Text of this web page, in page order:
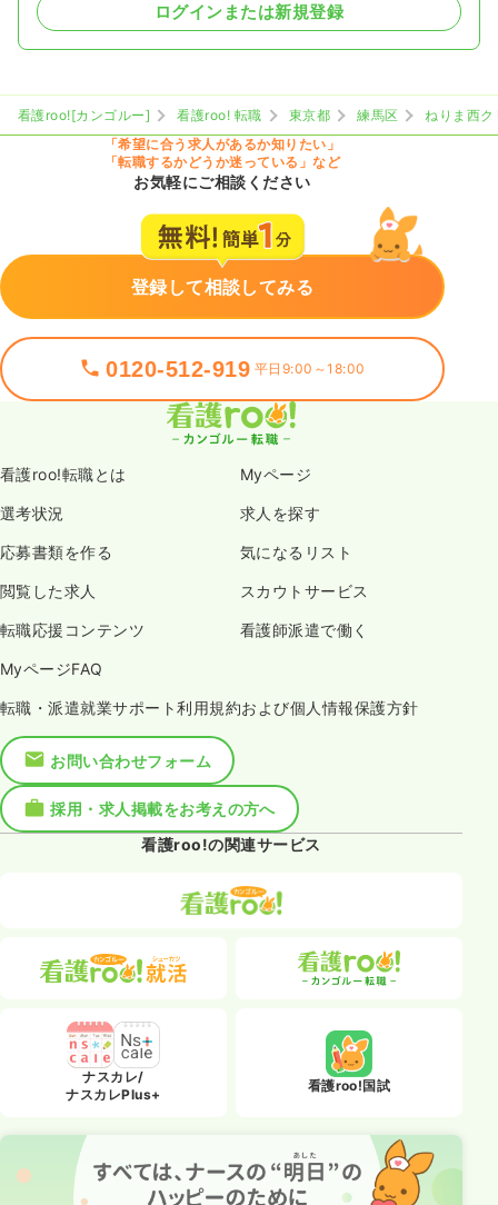
ログインまたは新規登録
看護roo![カンゴルー] 看護roo! 転職 東京都 練馬区
ねりま西
「希望に合う求人があるか知りたい」
「転職するかどうか迷っている」など
お気軽にご相談ください
登録して相談してみる
0120-512-919 平日9:00～18:00
看護roo!転職とは Myページ
選考状況 求人を探す
応募書類を作る 気になるリスト
閲覧した求人 スカウトサービス
転職応援コンテンツ 看護師派遣で働く
MyページFAQ
転職・派遣就業サポート利用規約および個人情報保護方針
お問い合わせフォーム
採用・求人掲載をお考えの方へ
看護roo!の関連サービス
ナスカレ/
ナスカレPlus+
看護roo!国試